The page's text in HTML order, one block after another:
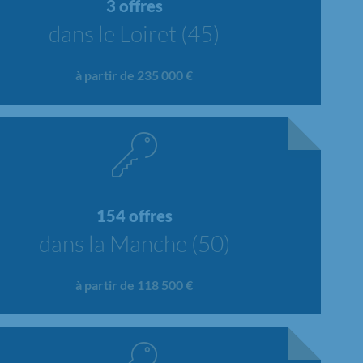
3 offres
dans le Loiret (45)
à partir de 235 000 €
154 offres
dans la Manche (50)
à partir de 118 500 €